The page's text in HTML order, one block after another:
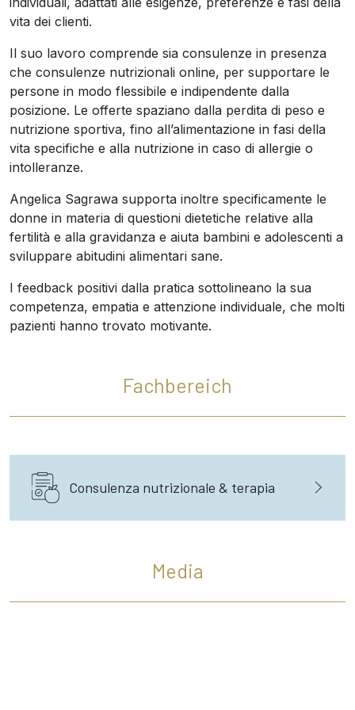
vita dei clienti.
Il suo lavoro comprende sia consulenze in presenza
che consulenze nutrizionali online, per supportare le
persone in modo flessibile e indipendente dalla
posizione. Le offerte spaziano dalla perdita di peso e
nutrizione sportiva, fino all’alimentazione in fasi della
vita specifiche e alla nutrizione in caso di allergie o
intolleranze.
Angelica Sagrawa supporta inoltre specificamente le
donne in materia di questioni dietetiche relative alla
fertilità e alla gravidanza e aiuta bambini e adolescenti a
sviluppare abitudini alimentari sane.
I feedback positivi dalla pratica sottolineano la sua
competenza, empatia e attenzione individuale, che molti
pazienti hanno trovato motivante.
Fachbereich
Consulenza nutrizionale & terapia
Media